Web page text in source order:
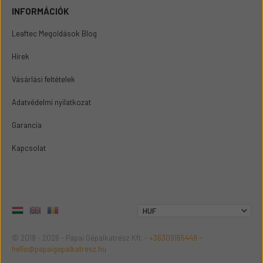
INFORMÁCIÓK
Leaftec Megoldások Blog
Hírek
Vásárlási feltételek
Adatvédelmi nyilatkozat
Garancia
Kapcsolat
© 2018 - 2026 - Pápai Gépalkatrész Kft. - +36309165449 -
hello@papaigepalkatresz.hu